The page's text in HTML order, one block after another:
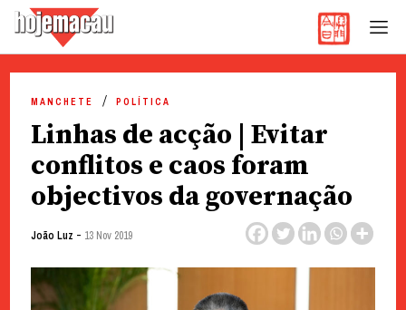
content
MANCHETE POLÍTICA
Linhas de acção | Evitar
conflitos e caos foram
objectivos da governação
João Luz - 13 Nov 2019